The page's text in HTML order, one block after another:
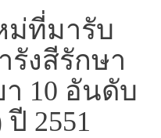
ม่ที่มารับ
รังสีรักษา
า 10 อันดับ
2551